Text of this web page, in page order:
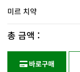
미르 치약
총 금액 :
바로구매